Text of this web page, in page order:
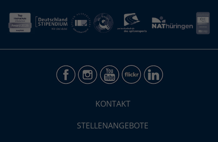
KONTAKT
STELLENANGEBOTE